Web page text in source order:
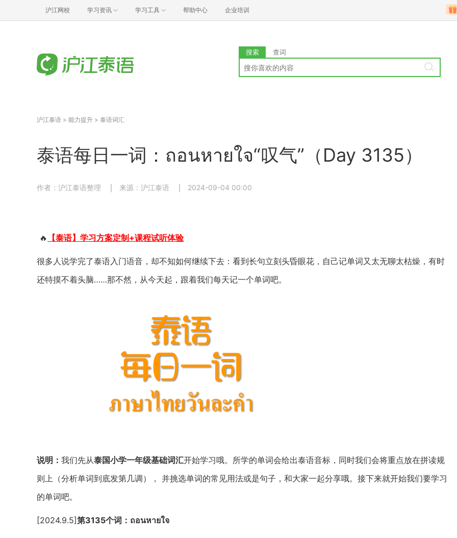
沪江网校 学习资讯 学习工具 帮助中心 企业培训
搜索 查词
沪江泰语 > 能力提升 > 泰语词汇
泰语每日一词：ถอนหายใจ“叹气”（Day 3135）
作者：沪江泰语整理 来源：沪江泰语 2024-09-04 00:00
🔥 【泰语】学习方案定制+课程试听体验
很多人说学完了泰语入门语音，却不知如何继续下去：看到长句立刻头昏眼花，自己记单词又太无聊太枯燥，有时
还特摸不着头脑……那不然，从今天起，跟着我们每天记一个单词吧。
说明： 我们先从泰国小学一年级基础词汇开始学习哦。所学的单词会给出泰语音标，同时我们会将重点放在拼读规
则上（分析单词到底发第几调）， 并挑选单词的常见用法或是句子，和大家一起分享哦。接下来就开始我们要学习
的单词吧。
[2024.9.5]第3135个词：ถอนหายใจ